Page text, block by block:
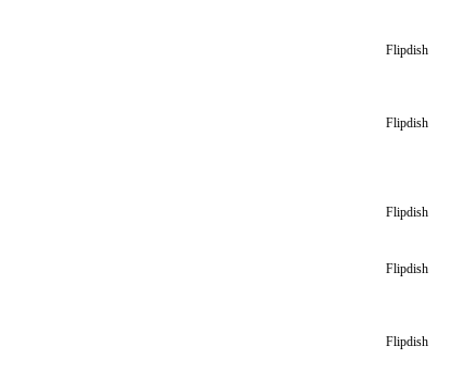
Flipdish
Flipdish
Flipdish
Flipdish
Flipdish